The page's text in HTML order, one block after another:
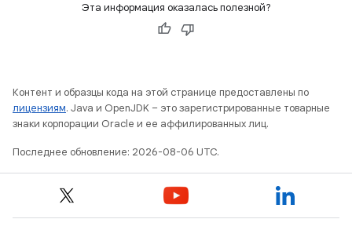
Эта информация оказалась полезной?
Контент и образцы кода на этой странице предоставлены по
лицензиям. Java и OpenJDK – это зарегистрированные товарные
знаки корпорации Oracle и ее аффилированных лиц.
Последнее обновление: 2026-08-06 UTC.